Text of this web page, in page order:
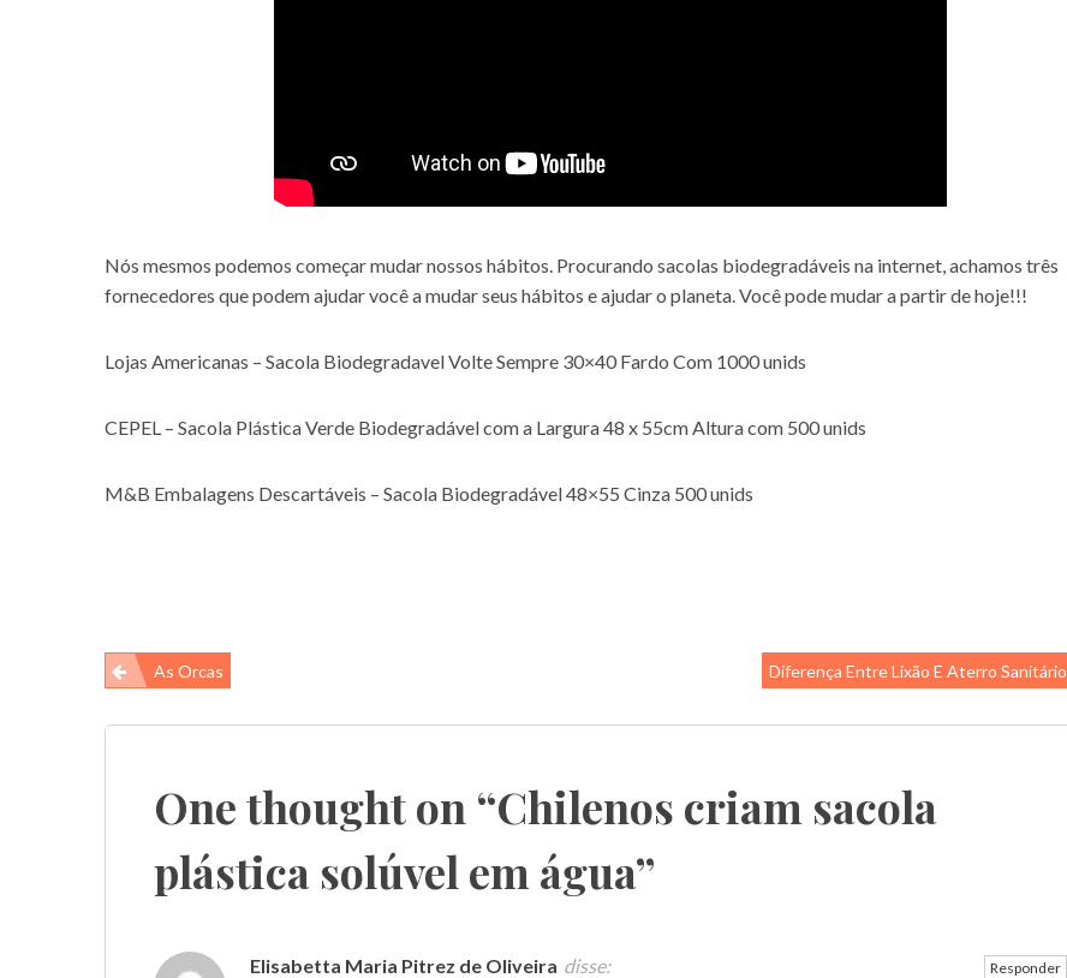
Nós mesmos podemos começar mudar nossos hábitos. Procurando sacolas biodegradáveis na internet, achamos três
fornecedores que podem ajudar você a mudar seus hábitos e ajudar o planeta. Você pode mudar a partir de hoje!!!
Lojas Americanas – Sacola Biodegradavel Volte Sempre 30×40 Fardo Com 1000 unids
CEPEL – Sacola Plástica Verde Biodegradável com a Largura 48 x 55cm Altura com 500 unids
M&B Embalagens Descartáveis – Sacola Biodegradável 48×55 Cinza 500 unids
Navegação
de
As Orcas Diferença Entre Lixão E Aterro Sanitário
One thought on “Chilenos criam sacola
plástica solúvel em água”
Elisabetta Maria Pitrez de Oliveira disse: Responder